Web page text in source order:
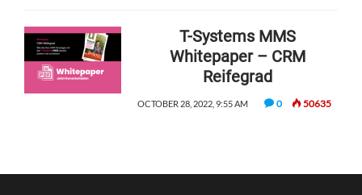
T-Systems MMS
Whitepaper – CRM
Reifegrad
OCTOBER 28, 2022, 9:55 AM 0 50635